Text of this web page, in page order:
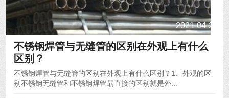
2021-04-20
不锈钢焊管与无缝管的区别在外观上有什么
区别？
不锈钢焊管与无缝管的区别在外观上有什么区别？1、外观的区
别不锈钢无缝管和不锈钢焊管朂直接的区别就是外...